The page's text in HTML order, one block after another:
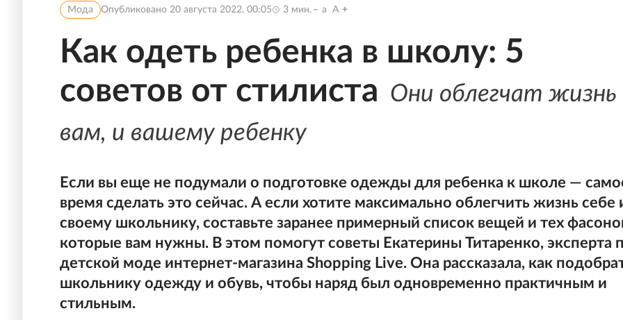
Мода Опубликовано 20 августа 2022, 00:05 3 мин. a A
Как одеть ребенка в школу: 5
советов от стилиста Они облегчат жизнь
вам, и вашему ребенку
Если вы еще не подумали о подготовке одежды для ребенка к школе —
время сделать это сейчас. А если хотите максимально облегчить жизнь себе
своему школьнику, составьте заранее примерный список вещей и тех
которые вам нужны. В этом помогут советы Екатерины Титаренко, эксперта
детской моде интернет-магазина Shopping Live. Она рассказала, как
школьнику одежду и обувь, чтобы наряд был одновременно практичным и
стильным.